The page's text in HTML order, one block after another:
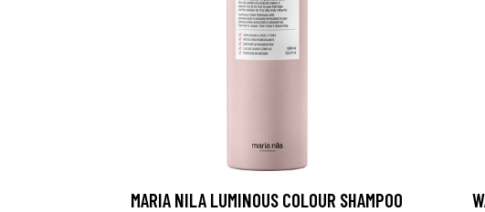
MARIA NILA LUMINOUS COLOUR SHAMPOO